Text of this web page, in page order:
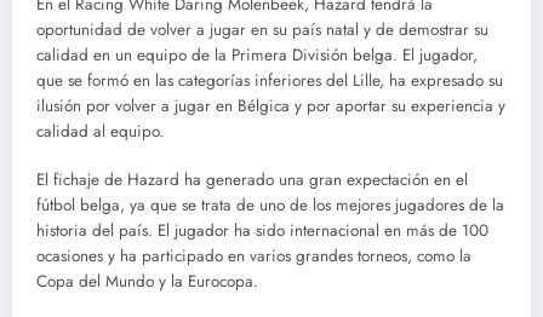
oportunidad de volver a jugar en su país natal y de demostrar su
calidad en un equipo de la Primera División belga. El jugador,
que se formó en las categorías inferiores del Lille, ha expresado su
ilusión por volver a jugar en Bélgica y por aportar su experiencia y
calidad al equipo.
El fichaje de Hazard ha generado una gran expectación en el
fútbol belga, ya que se trata de uno de los mejores jugadores de la
historia del país. El jugador ha sido internacional en más de 100
ocasiones y ha participado en varios grandes torneos, como la
Copa del Mundo y la Eurocopa.